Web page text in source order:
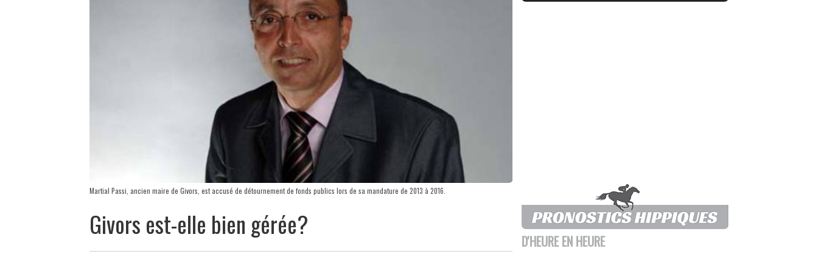
Martial Passi, ancien maire de Givors, est accusé de détournement de fonds publics lors de sa mandature de 2013 à 2016.
Givors est-elle bien gérée?
D'HEURE EN HEURE